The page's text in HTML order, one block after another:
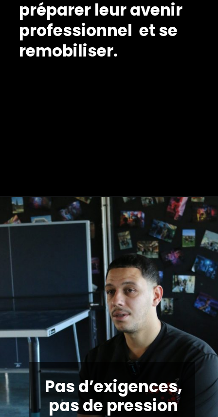
préparer leur avenir
professionnel et se
remobiliser.
Pas d’exigences,
pas de pression